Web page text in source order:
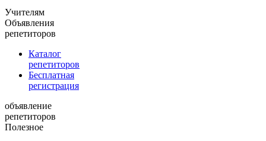
Учителям
Объявления
репетиторов
Каталог
репетиторов
Бесплатная
регистрация
объявление
репетиторов
Полезное